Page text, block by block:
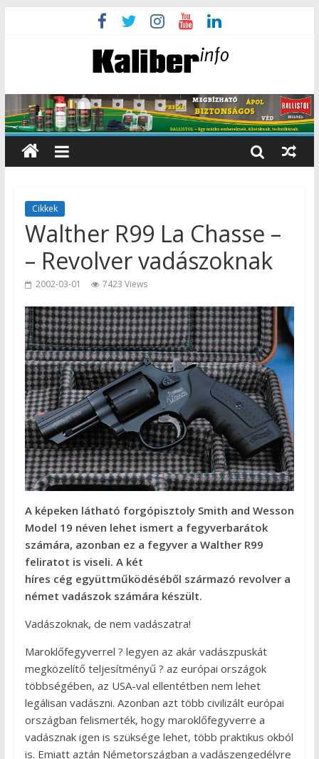
Cikkek
Walther R99 La Chasse –
– Revolver vadászoknak
2002-03-01 7423 Views
A képeken látható forgópisztoly Smith and Wesson
Model 19 néven lehet ismert a fegyverbarátok
számára, azonban ez a fegyver a Walther R99
feliratot is viseli. A két
híres cég együttműködéséből származó revolver a
német vadászok számára készült.
Vadászoknak, de nem vadászatra!
Maroklőfegyverrel ? legyen az akár vadászpuskát
megközelítő teljesítményű ? az európai országok
többségében, az USA-val ellentétben nem lehet
legálisan vadászni. Azonban azt több civilizált európai
országban felismerték, hogy maroklőfegyverre a
vadásznak igen is szüksége lehet, több praktikus okból
is. Emiatt aztán Németországban a vadászengedélyre